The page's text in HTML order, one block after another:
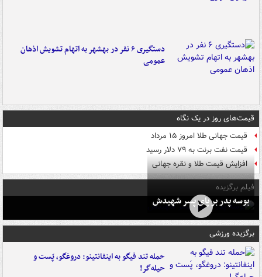
دستگیری ۶ نفر در بهشهر به اتهام تشویش اذهان
عمومی
قیمت‌های روز در یک نگاه
قیمت جهانی طلا امروز ۱۵ مرداد
قیمت نفت برنت به ۷۹ دلار رسید
افزایش قیمت طلا و نقره جهانی
فیلم برگزیده
بوسه‌ پدر بر پای پسر شهیدش
برگزیده ورزشی
حمله تند فیگو به اینفانتینو: دروغگو، پَست‌ و
حیله‌گر!